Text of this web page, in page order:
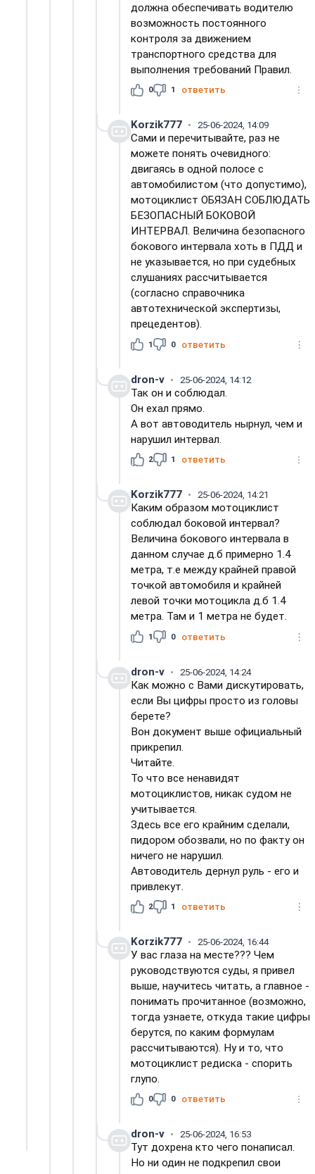
должна обеспечивать водителю
возможность постоянного
контроля за движением
транспортного средства для
выполнения требований Правил.
0 1 ответить
Korzik777 25-06-2024, 14:09
Сами и перечитывайте, раз не
можете понять очевидного:
двигаясь в одной полосе с
автомобилистом (что допустимо),
мотоциклист ОБЯЗАН СОБЛЮДАТЬ
БЕЗОПАСНЫЙ БОКОВОЙ
ИНТЕРВАЛ. Величина безопасного
бокового интервала хоть в ПДД и
не указывается, но при судебных
слушаниях рассчитывается
(согласно справочника
автотехнической экспертизы,
прецедентов).
1 0 ответить
dron-v 25-06-2024, 14:12
Так он и соблюдал.
Он ехал прямо.
А вот автоводитель нырнул, чем и
нарушил интервал.
2 1 ответить
Korzik777 25-06-2024, 14:21
Каким образом мотоциклист
соблюдал боковой интервал?
Величина бокового интервала в
данном случае д.б примерно 1.4
метра, т.е между крайней правой
точкой автомобиля и крайней
левой точки мотоцикла д.б 1.4
метра. Там и 1 метра не будет.
1 0 ответить
dron-v 25-06-2024, 14:24
Как можно с Вами дискутировать,
если Вы цифры просто из головы
берете?
Вон документ выше официальный
прикрепил.
Читайте.
То что все ненавидят
мотоциклистов, никак судом не
учитывается.
Здесь все его крайним сделали,
пидором обозвали, но по факту он
ничего не нарушил.
Автоводитель дернул руль - его и
привлекут.
2 1 ответить
Korzik777 25-06-2024, 16:44
У вас глаза на месте??? Чем
руководствуются суды, я привел
выше, научитесь читать, а главное -
понимать прочитанное (возможно,
тогда узнаете, откуда такие цифры
берутся, по каким формулам
рассчитываются). Ну и то, что
мотоциклист редиска - спорить
глупо.
0 0 ответить
dron-v 25-06-2024, 16:53
Тут дохрена кто чего понаписал.
Но ни один не подкрепил свои